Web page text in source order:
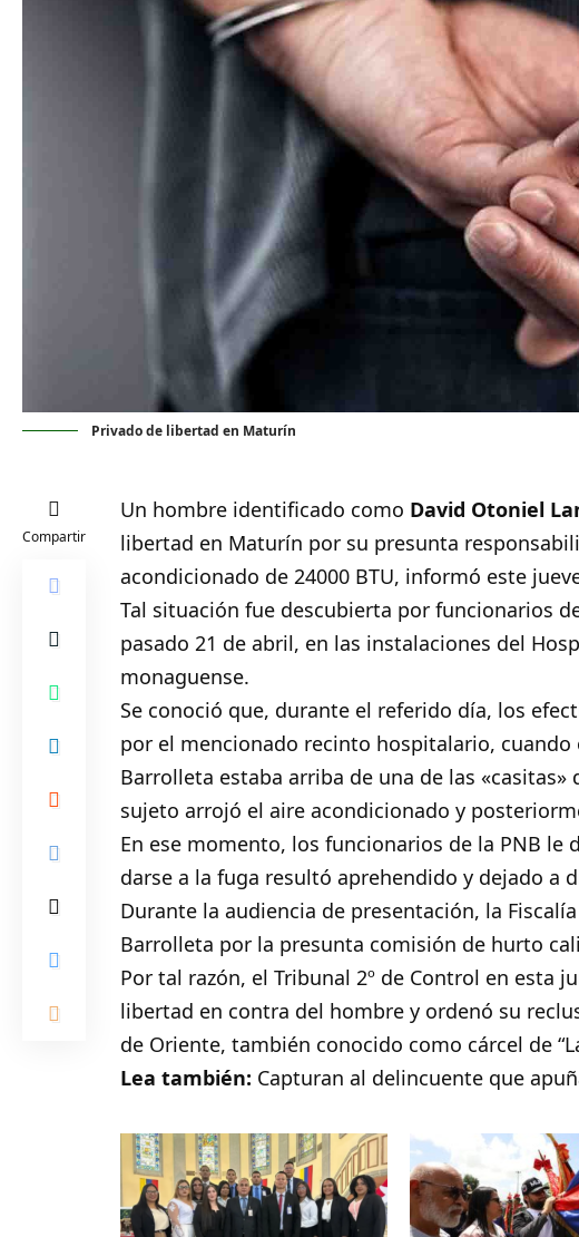
Privado de libertad en Maturín
Compartir
Un hombre identificado como David Otoniel
libertad en Maturín por su presunta
acondicionado de 24000 BTU, informó este
Tal situación fue descubierta por funcionarios
pasado 21 de abril, en las instalaciones del
monaguense.
Se conoció que, durante el referido día, los
por el mencionado recinto hospitalario, cuando
Barrolleta estaba arriba de una de las
sujeto arrojó el aire acondicionado y
En ese momento, los funcionarios de la PNB
darse a la fuga resultó aprehendido y dejado a
Durante la audiencia de presentación, la
Barrolleta por la presunta comisión de hurto
Por tal razón, el Tribunal 2º de Control en esta
libertad en contra del hombre y ordenó su
de Oriente, también conocido como cárcel de
Lea también: Capturan al delincuente que